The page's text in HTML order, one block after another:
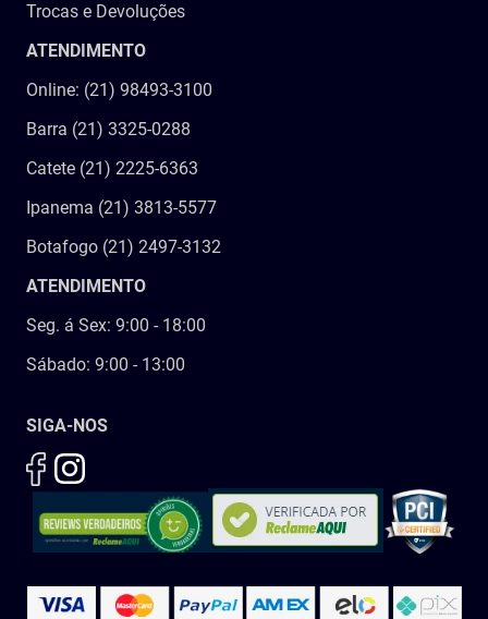
Trocas e Devoluções
ATENDIMENTO
Online: (21) 98493-3100
Barra (21) 3325-0288
Catete (21) 2225-6363
Ipanema (21) 3813-5577
Botafogo (21) 2497-3132
ATENDIMENTO
Seg. á Sex: 9:00 - 18:00
Sábado: 9:00 - 13:00
SIGA-NOS